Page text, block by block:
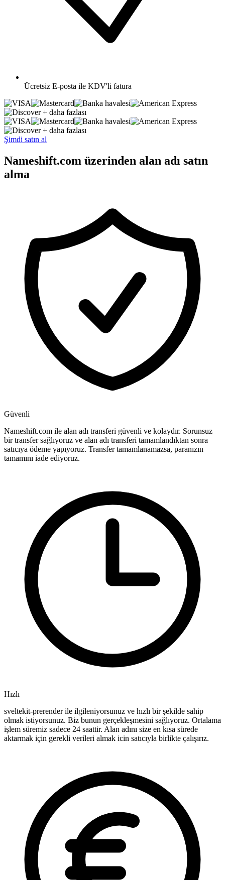
Ücretsiz E-posta ile KDV'li fatura
+ daha fazlası
+ daha fazlası
Şimdi satın al
Nameshift.com üzerinden alan adı satın
alma
Güvenli
Nameshift.com ile alan adı transferi güvenli ve kolaydır. Sorunsuz
bir transfer sağlıyoruz ve alan adı transferi tamamlandıktan sonra
satıcıya ödeme yapıyoruz. Transfer tamamlanamazsa, paranızın
tamamını iade ediyoruz.
Hızlı
sveltekit-prerender ile ilgileniyorsunuz ve hızlı bir şekilde sahip
olmak istiyorsunuz. Biz bunun gerçekleşmesini sağlıyoruz. Ortalama
işlem süremiz sadece 24 saattir. Alan adını size en kısa sürede
aktarmak için gerekli verileri almak icin satıcıyla birlikte çalışırız.